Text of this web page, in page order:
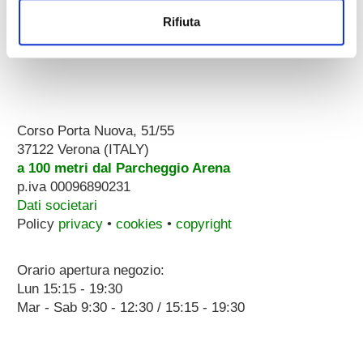
Rifiuta
Corso Porta Nuova, 51/55
37122 Verona (ITALY)
a 100 metri dal Parcheggio Arena
p.iva 00096890231
Dati societari
Policy privacy• cookies • copyright
Orario apertura negozio:
Lun 15:15 - 19:30
Mar - Sab 9:30 - 12:30 / 15:15 - 19:30